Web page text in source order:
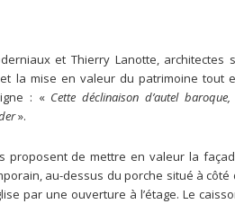
et Thierry Lanotte,
la mise en valeur du patrimoine tout
: « Cette déclinaison d’autel
».
proposent de mettre en valeur la
au-dessus du porche situé à
par une ouverture à l’étage. Le